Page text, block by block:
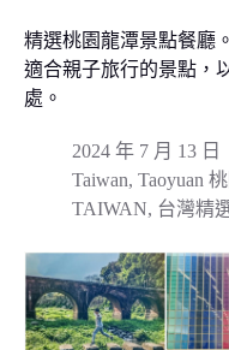
精選桃園龍潭景點餐廳
適合親子旅行的景點，
處。
2024 年 7 月 13 日
Taiwan, Taoyuan
TAIWAN, 台灣精